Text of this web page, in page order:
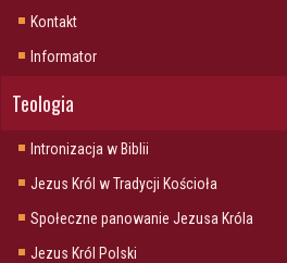
Kontakt
Informator
Teologia
Intronizacja w Biblii
Jezus Król w Tradycji Kościoła
Społeczne panowanie Jezusa Króla
Jezus Król Polski